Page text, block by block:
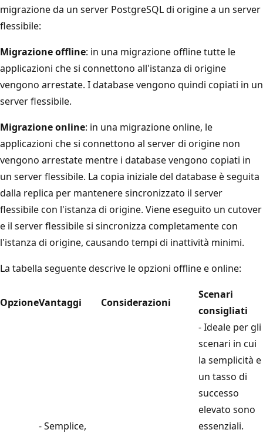
migrazione da un server PostgreSQL di origine a un server
flessibile:
Migrazione offline: in una migrazione offline tutte le
applicazioni che si connettono all'istanza di origine
vengono arrestate. I database vengono quindi copiati in un
server flessibile.
Migrazione online: in una migrazione online, le
applicazioni che si connettono al server di origine non
vengono arrestate mentre i database vengono copiati in
un server flessibile. La copia iniziale del database è seguita
dalla replica per mantenere sincronizzato il server
flessibile con l'istanza di origine. Viene eseguito un cutover
e il server flessibile si sincronizza completamente con
l'istanza di origine, causando tempi di inattività minimi.
La tabella seguente descrive le opzioni offline e online:
OpzioneVantaggi Considerazioni
Scenari
consigliati
- Semplice,
- Ideale per gli
scenari in cui
la semplicità e
un tasso di
successo
elevato sono
essenziali.